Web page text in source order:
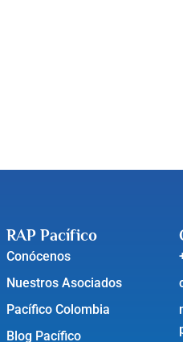
RAP Pacífico
Conócenos
Nuestros Asociados
Pacífico Colombia
Blog Pacífico